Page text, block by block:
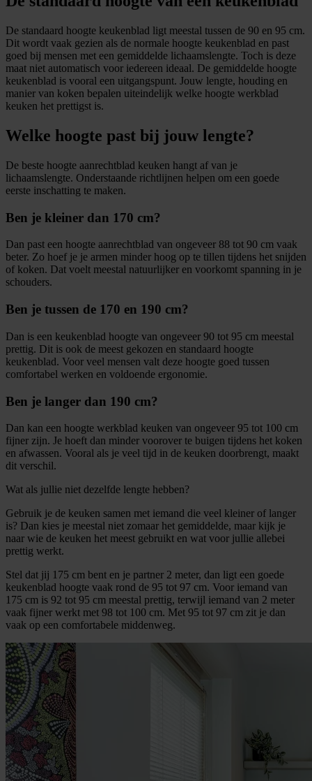
De standaard hoogte keukenblad ligt meestal tussen de 90 en 95 cm.
Dit wordt vaak gezien als de normale hoogte keukenblad en past
goed bij mensen met een gemiddelde lichaamslengte. Toch is deze
maat niet automatisch voor iedereen ideaal. De gemiddelde hoogte
keukenblad is vooral een uitgangspunt. Jouw lengte, houding en
manier van koken bepalen uiteindelijk welke hoogte werkblad
keuken het prettigst is.
Welke hoogte past bij jouw lengte?
De beste hoogte aanrechtblad keuken hangt af van je
lichaamslengte. Onderstaande richtlijnen helpen om een goede
eerste inschatting te maken.
Ben je kleiner dan 170 cm?
Dan past een hoogte aanrechtblad van ongeveer 88 tot 90 cm vaak
beter. Zo hoef je je armen minder hoog op te tillen tijdens het snijden
of koken. Dat voelt meestal natuurlijker en voorkomt spanning in je
schouders.
Ben je tussen de 170 en 190 cm?
Dan is een keukenblad hoogte van ongeveer 90 tot 95 cm meestal
prettig. Dit is ook de meest gekozen en standaard hoogte
keukenblad. Voor veel mensen valt deze hoogte goed tussen
comfortabel werken en voldoende ergonomie.
Ben je langer dan 190 cm?
Dan kan een hoogte werkblad keuken van ongeveer 95 tot 100 cm
fijner zijn. Je hoeft dan minder voorover te buigen tijdens het koken
en afwassen. Vooral als je veel tijd in de keuken doorbrengt, maakt
dit verschil.
Wat als jullie niet dezelfde lengte hebben?
Gebruik je de keuken samen met iemand die veel kleiner of langer
is? Dan kies je meestal niet zomaar het gemiddelde, maar kijk je
naar wie de keuken het meest gebruikt en wat voor jullie allebei
prettig werkt.
Stel dat jij 175 cm bent en je partner 2 meter, dan ligt een goede
keukenblad hoogte vaak rond de 95 tot 97 cm. Voor iemand van
175 cm is 92 tot 95 cm meestal prettig, terwijl iemand van 2 meter
vaak fijner werkt met 98 tot 100 cm. Met 95 tot 97 cm zit je dan
vaak op een comfortabele middenweg.